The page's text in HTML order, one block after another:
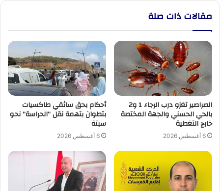
السراغنة
مقالات ذات صلة
الصراصير تغزو درب الرجاء 1 و2
بالحي الحسني والجهة المختصة
خارج التغطية
6 أغسطس 2026
أحكام بحق سائقي طاكسيات
بتطوان بتهمة نقل “الحراسة” نحو
سبتة
6 أغسطس 2026